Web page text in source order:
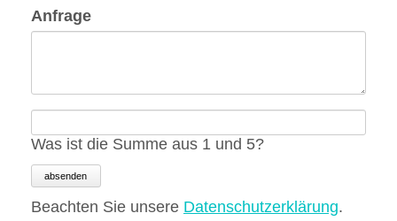
Pflichtfeld
Anfrage
Was ist die Summe aus 1 und 5?
absenden
Beachten Sie unsere Datenschutzerklärung.